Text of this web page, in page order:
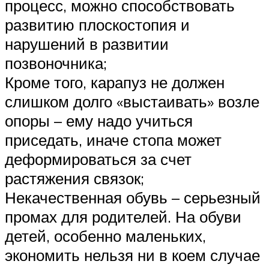
процесс, можно способствовать
развитию плоскостопия и
нарушений в развитии
позвоночника;
Кроме того, карапуз не должен
слишком долго «выстаивать» возле
опоры – ему надо учиться
приседать, иначе стопа может
деформироваться за счет
растяжения связок;
Некачественная обувь – серьезный
промах для родителей. На обуви
детей, особенно маленьких,
экономить нельзя ни в коем случае